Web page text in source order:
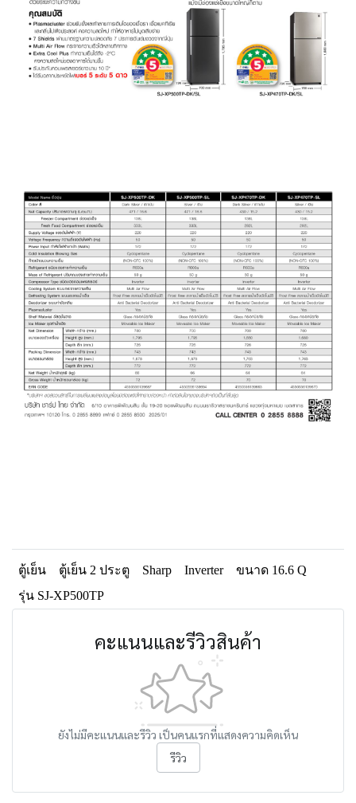
ตู้เย็น ตู้เย็น 2 ประตู Sharp Inverter
ขนาด 16.6 Q
รุ่น SJ-XP500TP
คะแนนและรีวิวสินค้า
ยังไม่มีคะแนนและรีวิว เป็นคนแรกที่แสดงความคิดเห็น
รีวิว